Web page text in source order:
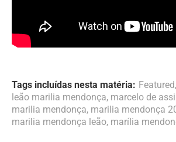
Tags incluídas nesta matéria: Featured,
leão marilia mendonça, marcelo de
marilia mendonça, marilia mendonça
marilia mendonça leão, marília